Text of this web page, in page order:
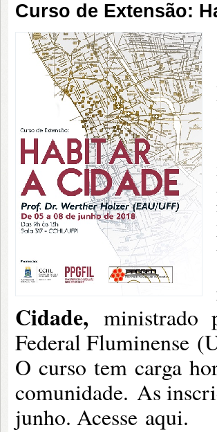
Curso de Extensão:
Cidade, ministrado
Federal Fluminense
O curso tem carga
comunidade. As
junho. Acesse aqui.